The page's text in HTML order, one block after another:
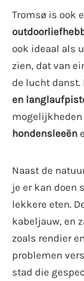
Tromsø is ook
ook ideaal als
zien, dat van
de lucht danst.
en
mogelijkheden
hondensleeën
Naast de
je er kan doen
lekkere eten.
kabeljauw, en
zoals rendier
problemen
stad die